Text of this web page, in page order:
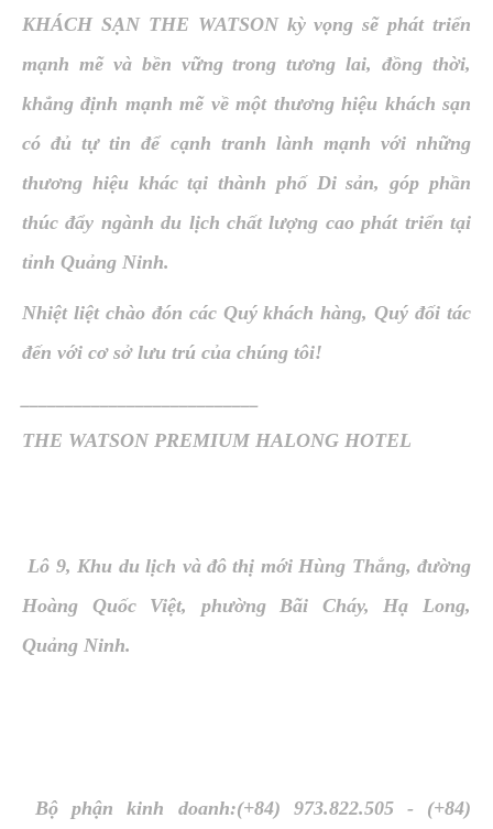
KHÁCH SẠN THE WATSON kỳ vọng sẽ phát triển
mạnh mẽ và bền vững trong tương lai, đồng thời,
khẳng định mạnh mẽ về một thương hiệu khách sạn
có đủ tự tin để cạnh tranh lành mạnh với những
thương hiệu khác tại thành phố Di sản, góp phần
thúc đẩy ngành du lịch chất lượng cao phát triển tại
tỉnh Quảng Ninh.
Nhiệt liệt chào đón các Quý khách hàng, Quý đối tác
đến với cơ sở lưu trú của chúng tôi!
THE WATSON PREMIUM HALONG HOTEL
Lô 9, Khu du lịch và đô thị mới Hùng Thắng, đường
Hoàng Quốc Việt, phường Bãi Cháy, Hạ Long,
Quảng Ninh.
Bộ phận kinh doanh:(+84) 973.822.505 - (+84)